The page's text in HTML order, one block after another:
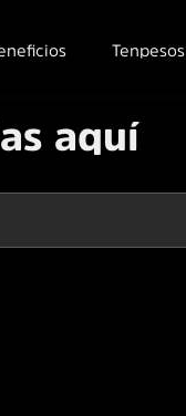
Tenpesos
aquí